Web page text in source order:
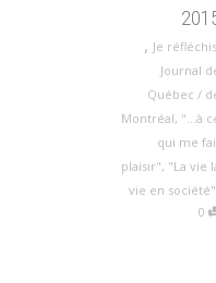
, Je réfléchis
Journal
Québec /
Montréal, "...à
qui me
plaisir", "La vie
vie en société"
0